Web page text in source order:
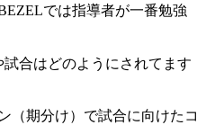
では指導者が一番勉強
合はどのようにされてます
（期分け）で試合に向けたコ